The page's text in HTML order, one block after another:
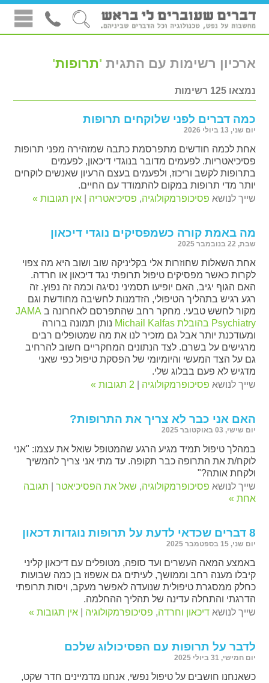
ארכיון רשימות עם התגית 'תרופות'
נמצאו 125 רשימות
כמה דברים לפני שלוקחים תרופות
יום שני, 13 ביולי 2026
אחת לכמה חודשים מתפרסמת כתבה שמזהירה מפני תרופות
פסיכיאטריות. לפעמים מדובר בנוגדי דיכאון, לפעמים
בתרופות לקשב וריכוז, ולפעמים בעצם הרעיון שאנשים לוקחים
יותר מדי תרופות במקום להתמודד עם החיים.
שייך לנושא פסיכופרמקולוגיה, פסיכיאטריה |אין תגובות »
מה באמת קורה כשמפסיקים נוגדי דיכאון
שבת, 22 בנובמבר 2025
אחת השאלות שחוזרות אלי בקליניקה שוב ושוב היא מה צפוי
לקרות כאשר מפסיקים טיפול תרופתי נגד דיכאון או חרדה.
האם הגוף יגיב, האם יופיעו תסמיני נסיגה וכמה זה נפוץ. זה
רגע רגיש בתהליך הטיפולי, הזדמנות לחשיבה מחודשת וגם
מקור לחשש טבעי. מחקר רחב שהתפרסם לאחרונה ב JAMA
Psychiatry בהובלת Michail Kalfas
נותן תמונה ברורה
ומעודכנת יותר אבל גם מזכיר לנו את מה שמטופלים רבים
מרגישים על בשרם. לצד הנתונים המחקריים חשוב להרחיב
גם על הצד המעשי והיומיומי של הפסקת טיפול כפי שאני
מדגיש לא פעם בבלוג שלי.
שייך לנושא פסיכופרמקולוגיה 2 תגובות »
האם אני כבר לא צריך את התרופות?
יום שישי, 03 באוקטובר 2025
במהלך טיפול תמיד מגיע הרגע שהמטופל שואל את עצמו: "אני
לוקח/ת את התרופה כבר תקופה. עד מתי אני צריך להמשיך
ולקחת אותה?"
שייך לנושא פסיכופרמקולוגיה, שאל את הפסיכיאטר
תגובה
אחת »
8 דברים שכדאי לדעת על תרופות נוגדות דכאון
יום שני, 15 בספטמבר 2025
באמצע המאה העשרים ועד סופה, מטופלים עם דיכאון קליני
קיבלו מענה רחב וממושך, לעיתים גם אשפוז בן כמה שבועות
כחלק ממסגרת טיפולית שנועדה לאפשר מעקב, ויסות תרופתי
הדרגתי והתחלה עדינה של תהליך ההחלמה.
שייך לנושאדיכאון וחרדה, פסיכופרמקולוגיה |אין תגובות »
לדבר על תרופות עם הפסיכולוג שלכם
יום חמישי, 31 ביולי 2025
כשאנחנו חושבים על טיפול נפשי, אנחנו מדמיינים חדר שקט,